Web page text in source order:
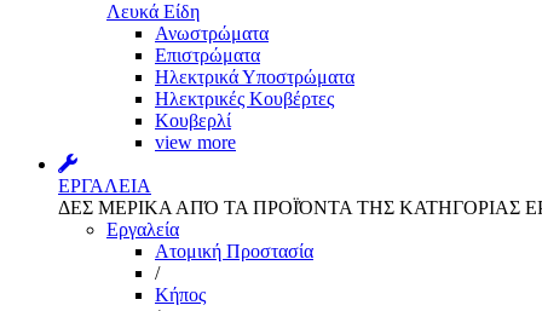
Λευκά Είδη
Ανωστρώματα
Επιστρώματα
Ηλεκτρικά Υποστρώματα
Ηλεκτρικές Κουβέρτες
Κουβερλί
view more
ΕΡΓΑΛΕΙΑ
ΔΕΣ ΜΕΡΙΚΑ ΑΠΌ ΤΑ ΠΡΟΪΌΝΤΑ ΤΗΣ ΚΑΤΗΓΟΡΙΑΣ
Εργαλεία
Aτομική Προστασία
/
Kήπος